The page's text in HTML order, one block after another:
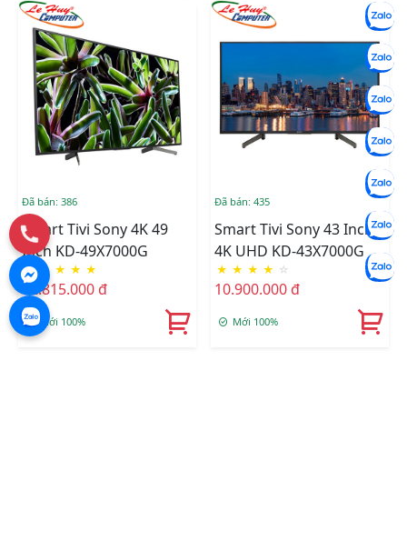
Đã bán: 386
Smart Tivi Sony 4K 49
Inch KD-49X7000G
★ ★ ★ ★ ★
12.815.000 đ
Mới 100%
Đã bán: 435
Smart Tivi Sony 43 Inch
4K UHD KD-43X7000G
★ ★ ★ ★ ☆
10.900.000 đ
Mới 100%